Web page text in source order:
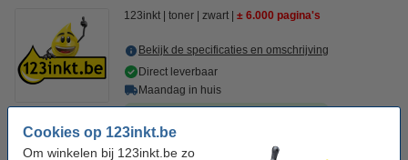
Cookies op 123inkt.be
Om winkelen bij 123inkt.be zo
123inkt toner zwart ± 6.000 pagina's
Bekijk de specificaties en omschrijving
Direct leverbaar
Maandag in huis
€ 85,00